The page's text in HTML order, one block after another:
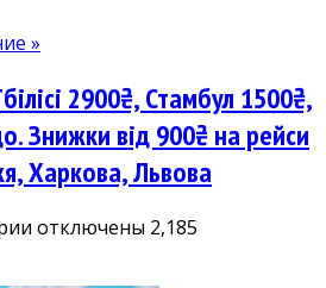
»
2900₴, Стамбул 1500₴,
Знижки від 900₴ на рейси
Харкова, Львова
котключены 2,185